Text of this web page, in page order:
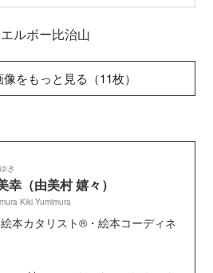
子が作った詩から生まれました。『なっとう
いにちたべるとながいきできる』という言葉
日本のソウルフードです。その納豆を使っ
子どもがよろこぶキャラクターができないか
ルボー比治山
をもっと見る（11枚）
き
幸（由美村 嬉々）
Kiki Yumimura
本カタリスト®・絵本コーディネ